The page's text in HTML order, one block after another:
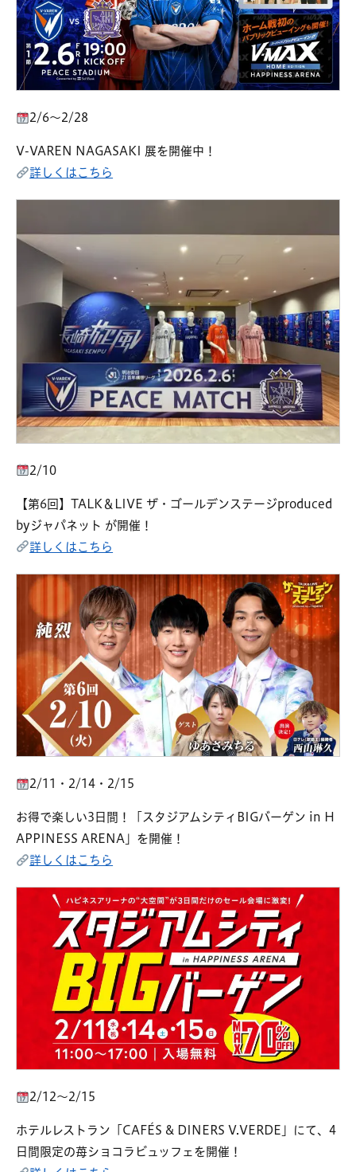
2/6～2/28
V-VAREN NAGASAKI 展を開催中！
詳しくはこちら
2/10
【第6回】TALK＆LIVE ザ・ゴールデンステージproduced
byジャパネット が開催！
詳しくはこちら
2/11・2/14・2/15
お得で楽しい3日間！「スタジアムシティBIGバーゲン in H
APPINESS ARENA」を開催！
詳しくはこちら
2/12～2/15
ホテルレストラン「CAFÉS & DINERS V.VERDE」にて、4
日間限定の苺ショコラビュッフェを開催！